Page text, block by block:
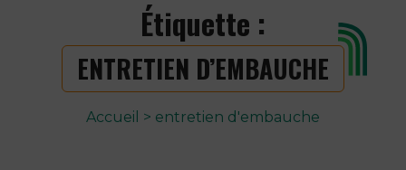
Étiquette :
ENTRETIEN D’EMBAUCHE
Accueil > entretien d'embauche